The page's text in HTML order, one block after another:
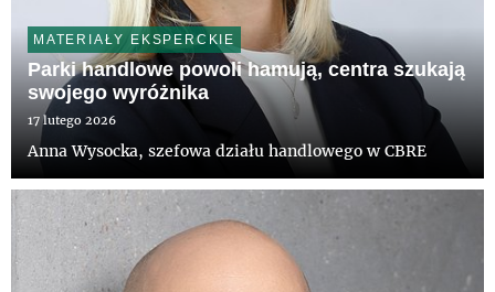
MATERIAŁY EKSPERCKIE
Parki handlowe powoli hamują, centra szukają
swojego wyróżnika
17 lutego 2026
Anna Wysocka, szefowa działu handlowego w CBRE